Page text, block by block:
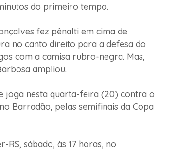
do primeiro tempo.
fez pênalti em cima de
no canto direito para a defesa do
com a camisa rubro-negra. Mas,
ampliou.
joga nesta quarta-feira (20) contra o
Barradão, pelas semifinais da Copa
sábado, às 17 horas, no